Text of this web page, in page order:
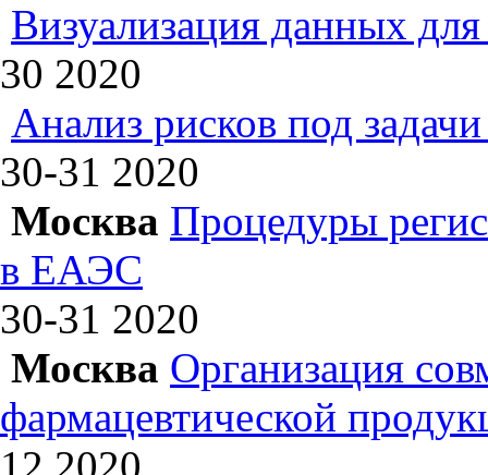
Визуализация данных
30 2020
Анализ рисков под
30-31 2020
Москва Процедуры
в ЕАЭС
30-31 2020
Москва Организация
фармацевтической